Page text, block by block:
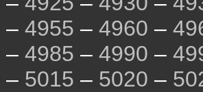
– 4955 – 4960 –
– 4985 – 4990 –
– 5015 – 5020 –